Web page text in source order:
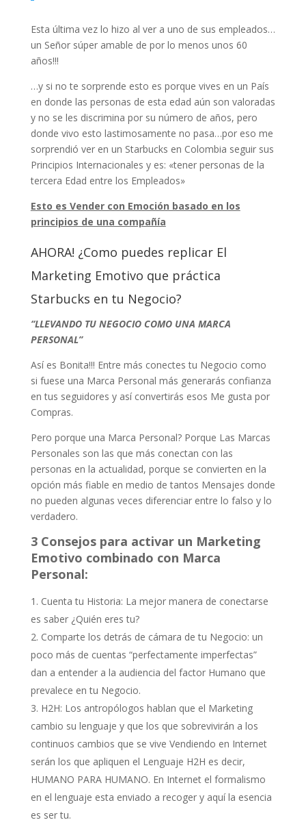
Esta última vez lo hizo al ver a uno de sus empleados…
un Señor súper amable de por lo menos unos 60
años!!!
…y si no te sorprende esto es porque vives en un País
en donde las personas de esta edad aún son valoradas
y no se les discrimina por su número de años, pero
donde vivo esto lastimosamente no pasa…por eso me
sorprendió ver en un Starbucks en Colombia seguir sus
Principios Internacionales y es: «tener personas de la
tercera Edad entre los Empleados»
Esto es Vender con Emoción basado en los
principios de una compañía
AHORA! ¿Como puedes replicar El
Marketing Emotivo que práctica
Starbucks en tu Negocio?
“LLEVANDO TU NEGOCIO COMO UNA MARCA
PERSONAL”
Así es Bonita!!! Entre más conectes tu Negocio como
si fuese una Marca Personal más generarás confianza
en tus seguidores y así convertirás esos Me gusta por
Compras.
Pero porque una Marca Personal? Porque Las Marcas
Personales son las que más conectan con las
personas en la actualidad, porque se convierten en la
opción más fiable en medio de tantos Mensajes donde
no pueden algunas veces diferenciar entre lo falso y lo
verdadero.
3 Consejos para activar un Marketing
Emotivo combinado con Marca
Personal:
Cuenta tu Historia: La mejor manera de conectarse
es saber ¿Quién eres tu?
Comparte los detrás de cámara de tu Negocio: un
poco más de cuentas “perfectamente imperfectas”
dan a entender a la audiencia del factor Humano que
prevalece en tu Negocio.
H2H: Los antropólogos hablan que el Marketing
cambio su lenguaje y que los que sobrevivirán a los
continuos cambios que se vive Vendiendo en Internet
serán los que apliquen el Lenguaje H2H es decir,
HUMANO PARA HUMANO. En Internet el formalismo
en el lenguaje esta enviado a recoger y aquí la esencia
es ser tu.